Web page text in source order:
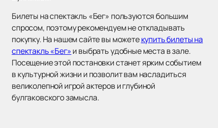
Билеты на спектакль «Бег» пользуются большим
спросом, поэтому рекомендуем не откладывать
покупку. На нашем сайте вы можетекупить билеты на
спектакль «Бег»и выбрать удобные места в зале.
Посещение этой постановки станет ярким событием
в культурной жизни и позволит вам насладиться
великолепной игрой актеров и глубиной
булгаковского замысла.